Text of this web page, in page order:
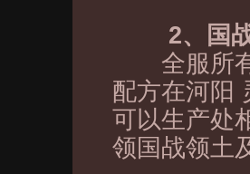
2、国战
全服所有
配方在河阳
可以生产处
领国战领土